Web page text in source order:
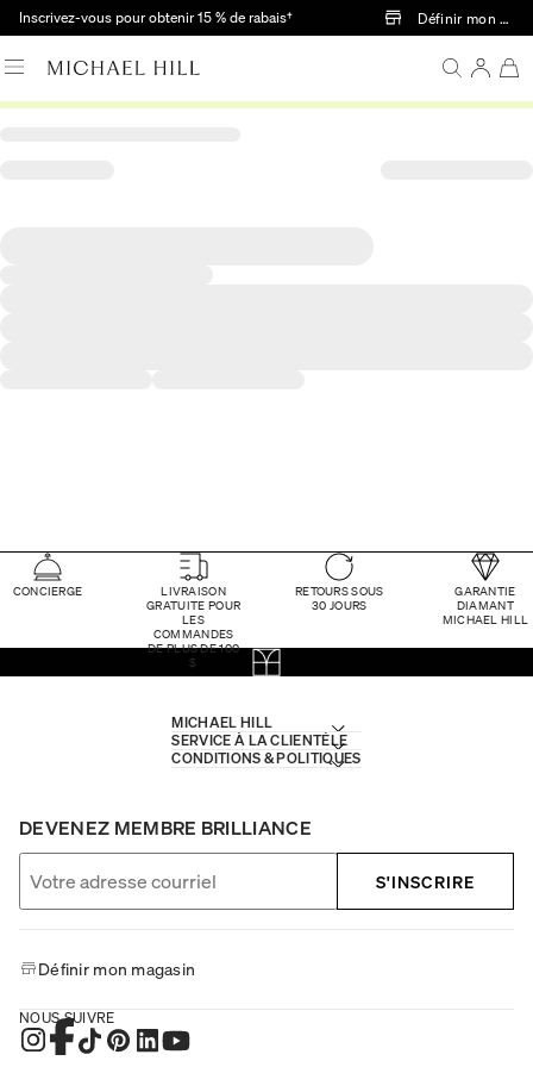
Passer au contenu principal
Inscrivez-vous pour obtenir 15 % de rabais† Définir mon
CONCIERGE
LIVRAISON
GRATUITE POUR
LES
COMMANDES
DE PLUS DE 100
$
RETOURS SOUS
30 JOURS
GARANTIE
DIAMANT
MICHAEL HILL
MICHAEL HILL
SERVICE À LA CLIENTÈLE
CONDITIONS & POLITIQUES
DEVENEZ MEMBRE BRILLIANCE
S'INSCRIRE
Définir mon magasin
NOUS SUIVRE